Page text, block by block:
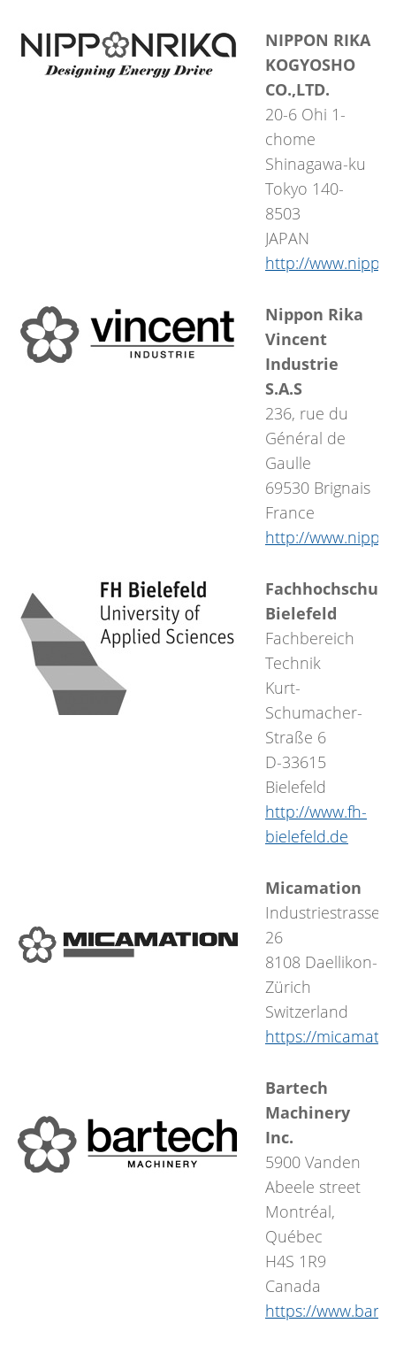
NIPPON RIKA
KOGYOSHO
CO.,LTD.
20-6 Ohi 1-
chome
Shinagawa-ku
Tokyo 140-
8503
JAPAN
http://
Nippon Rika
Vincent
Industrie
S.A.S
236, rue du
Général de
Gaulle
69530 Brignais
France
http://
Fachhochschule
Bielefeld
Fachbereich
Technik
Kurt-
Schumacher-
Straße 6
D-33615
Bielefeld
http://www.fh-
bielefeld.de
Micamation
Industriestrasse
26
8108 Daellikon-
Zürich
Switzerland
https://
Bartech
Machinery
Inc.
5900 Vanden
Abeele street
Montréal,
Québec
H4S 1R9
Canada
https://